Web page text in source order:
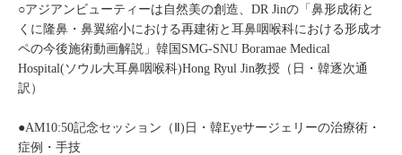
○アジアンビューティーは自然美の創造、DR Jinの「鼻形成術と
くに隆鼻・鼻翼縮小における再建術と耳鼻咽喉科における形成オ
ペの今後施術動画解説」韓国SMG‐SNU Boramae Medical
Hospital(ソウル大耳鼻咽喉科)Hong Ryul Jin教授（日・韓逐次通
訳）
●AM10:50記念セッション（Ⅱ)日・韓Eyeサージェリーの治療術・
症例・手技